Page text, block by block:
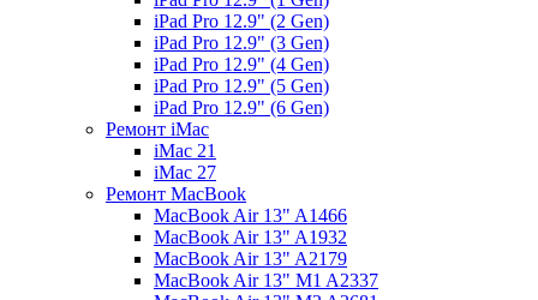
iPad Pro 12.9" (2 Gen)
iPad Pro 12.9" (3 Gen)
iPad Pro 12.9" (4 Gen)
iPad Pro 12.9" (5 Gen)
iPad Pro 12.9" (6 Gen)
Ремонт iMac
iMac 21
iMac 27
Ремонт MacBook
MacBook Air 13" A1466
MacBook Air 13" A1932
MacBook Air 13" A2179
MacBook Air 13" M1 A2337